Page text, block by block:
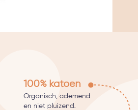
100% katoen
Organisch, ademend
en niet pluizend.